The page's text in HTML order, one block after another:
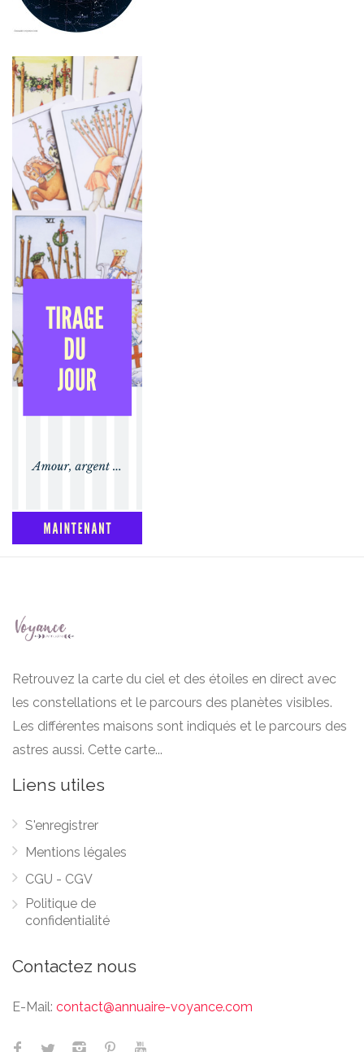
Retrouvez la carte du ciel et des étoiles en direct avec
les constellations et le parcours des planètes visibles.
Les différentes maisons sont indiqués et le parcours des
astres aussi. Cette carte...
Liens utiles
S'enregistrer
Mentions légales
CGU - CGV
Politique de
confidentialité
Contactez nous
E-Mail: contact@annuaire-voyance.com